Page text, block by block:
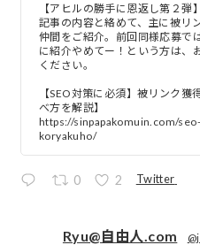
【アヒルの勝手に恩返し第２弾】
記事の内容と絡めて、主に被リ
仲間をご紹介。前回同様応募で
に紹介やめてー！という方は、
ください。
【SEO対策に必須】被リンク獲
べ方を解説】
https://sinpapakomuin.com/
koryakuho/
0 2 Twitter
Ryu@自由人.com